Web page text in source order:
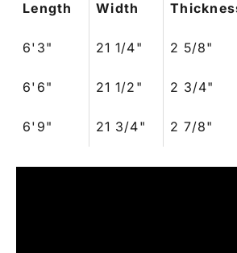
Length Width
6'3" 21 1/4" 2 5/8"
6'6" 21 1/2" 2 3/4"
6'9" 21 3/4" 2 7/8"